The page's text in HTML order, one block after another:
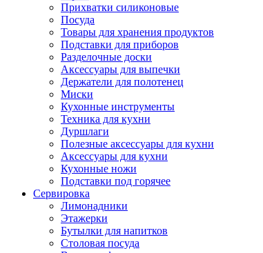
Прихватки силиконовые
Посуда
Товары для хранения продуктов
Подставки для приборов
Разделочные доски
Аксессуары для выпечки
Держатели для полотенец
Миски
Кухонные инструменты
Техника для кухни
Дуршлаги
Полезные аксессуары для кухни
Аксессуары для кухни
Кухонные ножи
Подставки под горячее
Сервировка
Лимонадники
Этажерки
Бутылки для напитков
Столовая посуда